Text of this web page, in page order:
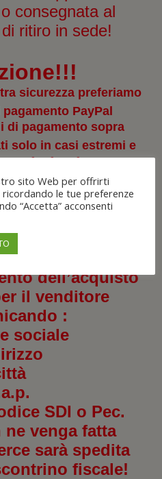
consegnata al
ritiro in sede!
sicurezza preferiamo
PayPal
di pagamento sopra
solo in casi estremi e
prima
WhatsAppal:
fattura
dell’acquisto
il venditore
:
sociale
SDI o Pec.
ne venga fatta
sarà spedita
fiscale!
sito Web per offrirti
le tue preferenze
“Accetta” acconsenti